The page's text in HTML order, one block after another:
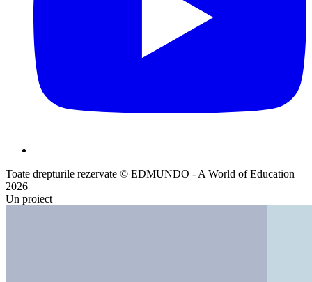
Toate drepturile rezervate © EDMUNDO - A World of Education
2026
Un proiect